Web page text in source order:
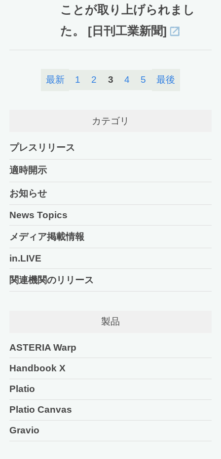
ことが取り上げられまし
た。 [日刊工業新聞]
最新 1 2 3 4 5 最後
カテゴリ
プレスリリース
適時開示
お知らせ
News Topics
メディア掲載情報
in.LIVE
関連機関のリリース
製品
ASTERIA Warp
Handbook X
Platio
Platio Canvas
Gravio